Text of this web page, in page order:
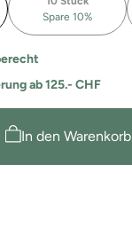
Spare 10%
ab 125.- CHF
In den Warenkorb